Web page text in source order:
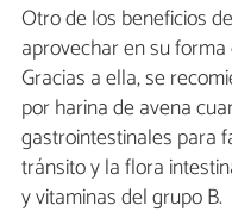
Otro de los beneficios
aprovechar en su
Gracias a ella, se
por harina de avena
gastrointestinales para
tránsito y la flora
y vitaminas del grupo B.